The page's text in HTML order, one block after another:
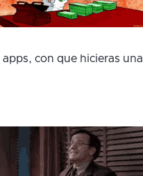
con que hicieras una